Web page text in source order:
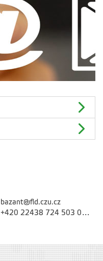
bazant@fld.czu.cz
+420 22438 724 503 023 (arboretum)